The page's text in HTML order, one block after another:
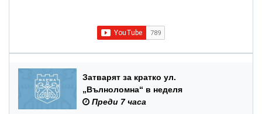
Затварят за кратко ул.
„Вълноломна“ в неделя
Преди 7 часа